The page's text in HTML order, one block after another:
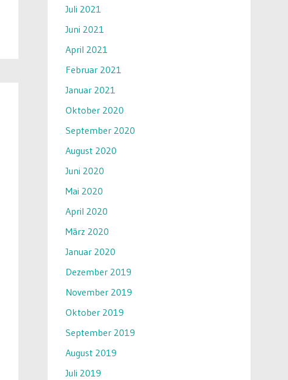
Juli 2021
Juni 2021
April 2021
Februar 2021
Januar 2021
Oktober 2020
September 2020
August 2020
Juni 2020
Mai 2020
April 2020
März 2020
Januar 2020
Dezember 2019
November 2019
Oktober 2019
September 2019
August 2019
Juli 2019